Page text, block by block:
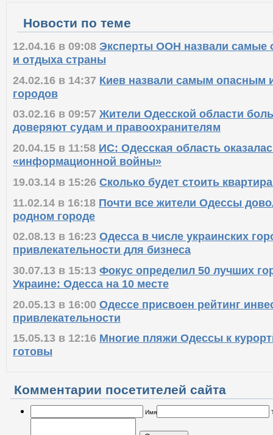
Новости по теме
12.04.16 в 09:08 Эксперты ООН назвали самые
и отдыха страны
24.02.16 в 14:37 Киев назвали самым опасным
городов
03.02.16 в 09:57 Жители Одесской области
доверяют судам и правоохранителям
20.04.15 в 11:58 ИС: Одесская область
«информационной войны»
19.03.14 в 15:26 Сколько будет стоить
11.02.14 в 16:18 Почти все жители Одессы
родном городе
02.08.13 в 16:23 Одесса в числе украинских
привлекательности для бизнеса
30.07.13 в 15:13 Фокус определил 50 лучших
Украине: Одесса на 10 месте
20.05.13 в 16:00 Одессе присвоен рейтинг
привлекательности
15.05.13 в 12:16 Многие пляжи Одессы к
готовы
Комментарии посетителей сайта
Имя